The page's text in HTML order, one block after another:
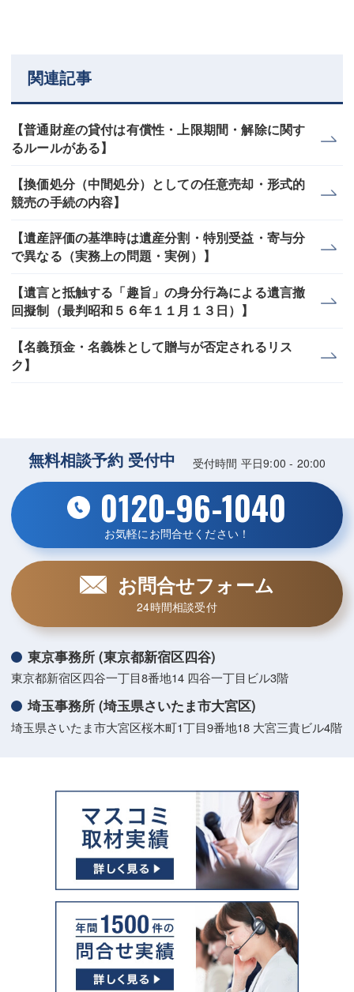
関連記事
【普通財産の貸付は有償性・上限期間・解除に関す
るルールがある】
【換価処分（中間処分）としての任意売却・形式的
競売の手続の内容】
【遺産評価の基準時は遺産分割・特別受益・寄与分
で異なる（実務上の問題・実例）】
【遺言と抵触する「趣旨」の身分行為による遺言撤
回擬制（最判昭和５６年１１月１３日）】
【名義預金・名義株として贈与が否定されるリス
ク】
無料相談予約 受付中 受付時間 平日9:00 - 20:00
0120-96-1040
お気軽にお問合せください！
お問合せフォーム
24時間相談受付
東京事務所 (東京都新宿区四谷)
東京都新宿区四谷一丁目8番地14 四谷一丁目ビル3階
埼玉事務所 (埼玉県さいたま市大宮区)
埼玉県さいたま市大宮区桜木町1丁目9番地18 大宮三貴ビル4階